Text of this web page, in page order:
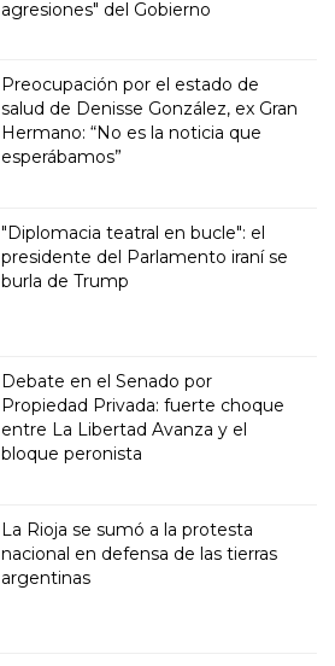
agresiones" del Gobierno
Preocupación por el estado de
salud de Denisse González, ex Gran
Hermano: “No es la noticia que
esperábamos”
"Diplomacia teatral en bucle": el
presidente del Parlamento iraní se
burla de Trump
Debate en el Senado por
Propiedad Privada: fuerte choque
entre La Libertad Avanza y el
bloque peronista
La Rioja se sumó a la protesta
nacional en defensa de las tierras
argentinas